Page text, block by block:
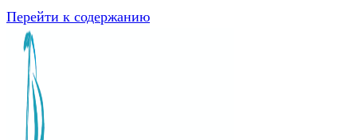
Перейти к содержанию